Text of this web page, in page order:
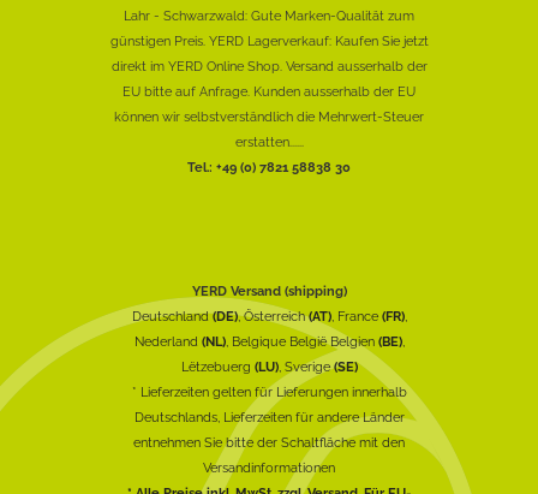
Lahr - Schwarzwald: Gute Marken-Qualität zum
günstigen Preis. YERD Lagerverkauf: Kaufen Sie jetzt
direkt im YERD Online Shop. Versand ausserhalb der
EU bitte auf Anfrage. Kunden ausserhalb der EU
können wir selbstverständlich die Mehrwert-Steuer
erstatten......
Tel.: +49 (0) 7821 58838 30
YERD Versand (shipping)
Deutschland(DE), Österreich(AT), France (FR),
Nederland (NL), Belgique België Belgien (BE),
Lëtzebuerg (LU), Sverige(SE)
* Lieferzeiten gelten für Lieferungen innerhalb
Deutschlands, Lieferzeiten für andere Länder
entnehmen Sie bitte der Schaltfläche mit den
Versandinformationen